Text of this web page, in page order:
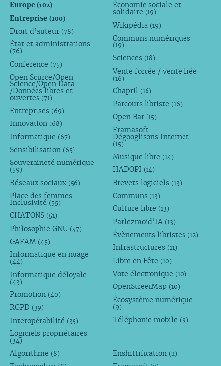
Europe (102)
Entreprise (100)
Droit d’auteur (78)
État et administrations
(76)
Conference (75)
Open Source/Open
Science/Open Data
/Données libres et
ouvertes (71)
Entreprises (69)
Innovation (68)
Informatique (67)
Sensibilisation (65)
Souveraineté numérique
(59)
Réseaux sociaux (56)
Place des femmes -
Inclusivité (55)
CHATONS (51)
Philosophie GNU (47)
GAFAM (45)
Informatique en nuage
(44)
Informatique déloyale
(43)
Promotion (40)
RGPD (39)
Interopérabilité (35)
Logiciels propriétaires
(34)
Économie sociale et
solidaire (19)
Wikipédia (19)
Communs numériques
(19)
Sciences (18)
Vente forcée / vente liée
(16)
Chapril (16)
Parcours libriste (16)
Open Bar (15)
Framasoft -
Dégooglisons Internet
(15)
Musique libre (14)
HADOPI (14)
Brevets logiciels (13)
Communs (13)
Culture libre (13)
Parlezmoid’IA (13)
Évènements libristes (12)
Infrastructures (11)
Libre en Fête (10)
Vote électronique (10)
OpenStreetMap (10)
Écosystème numérique
(9)
Téléphonie mobile (9)
Algorithme (8) Enshittification (2)